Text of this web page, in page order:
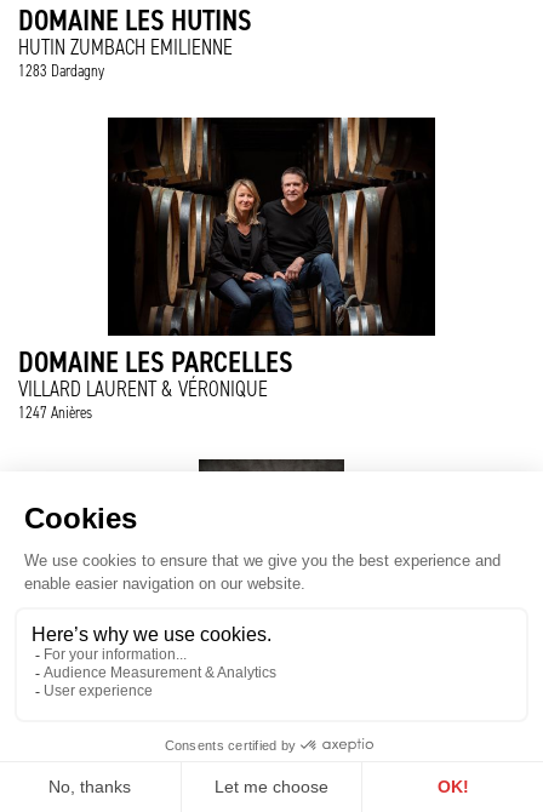
DOMAINE LES HUTINS
HUTIN ZUMBACH EMILIENNE
1283 Dardagny
DOMAINE LES PARCELLES
VILLARD LAURENT & VÉRONIQUE
1247 Anières
DOMAINE PILET-FALQUET